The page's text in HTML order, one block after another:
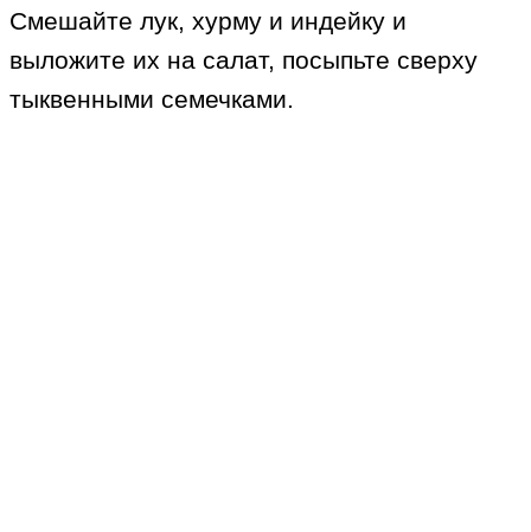
Смешайте лук, хурму и индейку и
выложите их на салат, посыпьте сверху
тыквенными семечками.